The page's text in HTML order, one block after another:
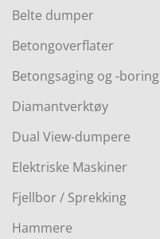
Belte dumper
Betongoverflater
Betongsaging og -boring
Diamantverktøy
Dual View-dumpere
Elektriske Maskiner
Fjellbor / Sprekking
Hammere